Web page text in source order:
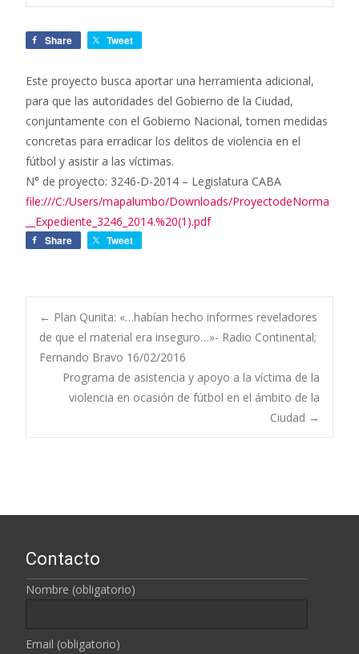
Share Tweet
Este proyecto busca aportar una herramienta adicional,
para que las autoridades del Gobierno de la Ciudad,
conjuntamente con el Gobierno Nacional, tomen medidas
concretas para erradicar los delitos de violencia en el
fútbol y asistir a las víctimas.
N° de proyecto: 3246-D-2014 – Legislatura CABA
file:///C:/Users/mapalumbo/Downloads/ProyectodeNorma
__Expediente_3246_2014.%20(1).pdf
Share Tweet
Navegación de
entradas
← Plan Qunita: «…habían hecho informes reveladores
de que el material era inseguro…»- Radio Continental;
Fernando Bravo 16/02/2016
Programa de asistencia y apoyo a la víctima de la
violencia en ocasión de fútbol en el ámbito de la
Ciudad →
Contacto
Nombre (obligatorio)
Email (obligatorio)